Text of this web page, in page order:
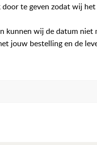
door te geven zodat wij
kunnen wij de datum
jouw bestelling en de